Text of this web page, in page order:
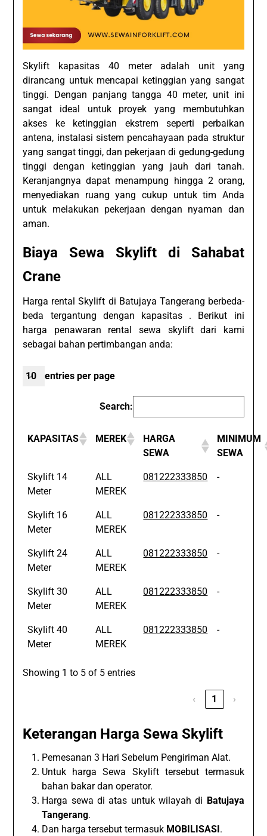
Skylift kapasitas 40 meter adalah unit yang
dirancang untuk mencapai ketinggian yang sangat
tinggi. Dengan panjang tangga 40 meter, unit ini
sangat ideal untuk proyek yang membutuhkan
akses ke ketinggian ekstrem seperti perbaikan
antena, instalasi sistem pencahayaan pada struktur
yang sangat tinggi, dan pekerjaan di gedung-gedung
tinggi dengan ketinggian yang jauh dari tanah.
Keranjangnya dapat menampung hingga 2 orang,
menyediakan ruang yang cukup untuk tim Anda
untuk melakukan pekerjaan dengan nyaman dan
aman.
Biaya Sewa Skylift di Sahabat
Crane
Harga rental Skylift di Batujaya Tangerang berbeda-
beda tergantung dengan kapasitas . Berikut ini
harga penawaran rental sewa skylift dari kami
sebagai bahan pertimbangan anda:
entries per page
Search:
KAPASITAS MEREK
HARGA
SEWA
MINIMUM
SEWA
Skylift 14
Meter
ALL
MEREK
081222333850 -
Skylift 16
Meter
ALL
MEREK
081222333850 -
Skylift 24
Meter
ALL
MEREK
081222333850 -
Skylift 30
Meter
ALL
MEREK
081222333850 -
Skylift 40
Meter
ALL
MEREK
081222333850 -
Showing 1 to 5 of 5 entries
‹ 1 ›
Keterangan Harga Sewa Skylift
Pemesanan 3 Hari Sebelum Pengiriman Alat.
Untuk harga Sewa Skylift tersebut termasuk
bahan bakar dan operator.
Harga sewa di atas untuk wilayah di Batujaya
Tangerang.
Dan harga tersebut termasuk MOBILISASI .